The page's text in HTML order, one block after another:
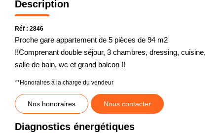
Description
Réf : 2846
Proche gare appartement de 5 pièces de 94 m2
!!Comprenant double séjour, 3 chambres, dressing, cuisine,
salle de bain, wc et grand balcon !!
**Honoraires à la charge du vendeur
Nos honoraires Nous contacter
Diagnostics énergétiques